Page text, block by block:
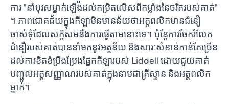
ការ "នាំបុរសម្នាក់ឡើងដល់កម្រិតលើសពីកម្លាំងនៃចរិតរបស់គាត់"
។ ភាពជោគជ័យក្នុងកីឡាមិនមានន័យថាអត្តពលិកមានជំនឿ
ចាស់ទុំដែលសក្តិសមនឹងការធ្វើតាមនោះទេ។ ប៉ុន្តែការចែករំលែក
ជំនឿរបស់គាត់បាននាំមកនូវអត្ថន័យ និងសារៈសំខាន់កាន់តែច្រើន
ដល់ការខិតខំប្រឹងប្រែងផ្នែកកីឡារបស់ Liddell ដោយជួយគាត់
បញ្ចូលអត្តសញ្ញាណរបស់គាត់ក្នុងនាមជាគ្រីស្ទាន និងអត្តពលិក
ម្នាក់។